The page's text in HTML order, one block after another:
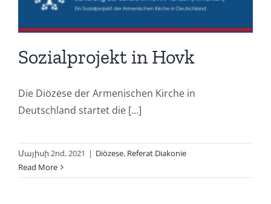
Sozialprojekt in Hovk
Die Diözese der Armenischen Kirche in
Deutschland startet die [...]
Մայիսի 2nd, 2021 | Diözese, Referat Diakonie
Read More